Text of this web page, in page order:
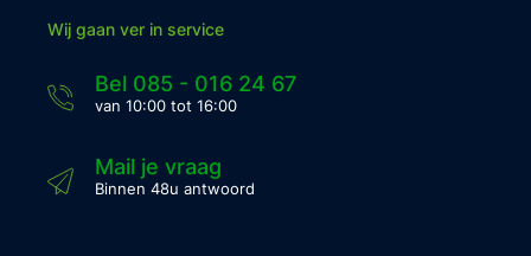
Wij gaan ver in service
Bel 085 - 016 24 67
van 10:00 tot 16:00
Mail je vraag
Binnen 48u antwoord